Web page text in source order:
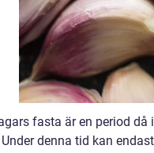
fasta är en period
denna tid kan